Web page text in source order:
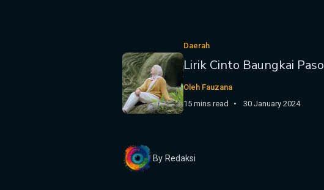
Daerah
Lirik Cinto Baungkai Paso
Oleh Fauzana
15 mins read
30 January 2024
By Redaksi